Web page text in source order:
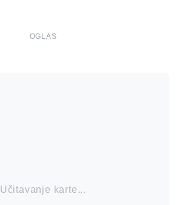
OGLAS
Učitavanje karte...